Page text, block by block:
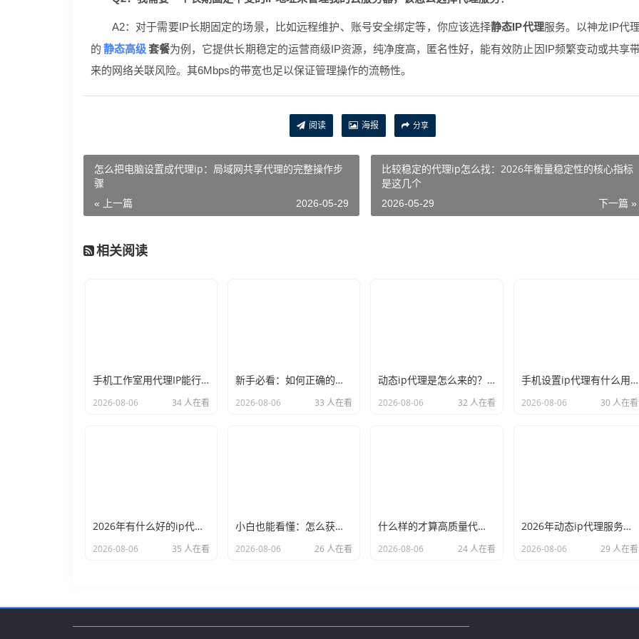
A2：对于需要IP长期固定的场景，比如远程维护、账号安全绑定等，你应该选择静态IP代理服务。以神龙IP代
的 静态高级套餐为例，它提供长期稳定的运营商级IP资源，纯净度高，匿名性好，能有效防止因IP频繁变动或共享
来的网络关联风险。其6Mbps的带宽也足以保证管理操作的流畅性。
阅读 海报 分享
怎么把电脑设置成代理ip：局域网共享代理的完整操作步
骤
« 上一篇 2026-05-29
比较稳定的代理ip怎么找：2026年衡量稳定性的核心指标
是这几个
下一篇 »
2026-05-29
相关阅读
手机工作室用代理IP能行么？过来人的经验告诉你答案
2026-08-06 34 人在看
新手必看：如何正确的选择代理ip软件，别再交智商税了
2026-08-06 33 人在看
动态ip代理是怎么来的？背后的原理比你想象的精彩
2026-08-06 32 人在看
手机设置ip代理有什么用？不只是改定位那么简单
2026-08-06 30 人在看
2026年有什么好的ip代理软件？亲测后我只推荐这几个
2026-08-06 35 人在看
小白也能看懂：怎么获取代理ip和端口号，一步步教会你
2026-08-06 26 人在看
什么样的才算高质量代理ip？资深玩家总结了三个硬指标
2026-08-06 24 人在看
2026年动态ip代理服务商有哪些？这份清单建议收藏
2026-08-06 29 人在看